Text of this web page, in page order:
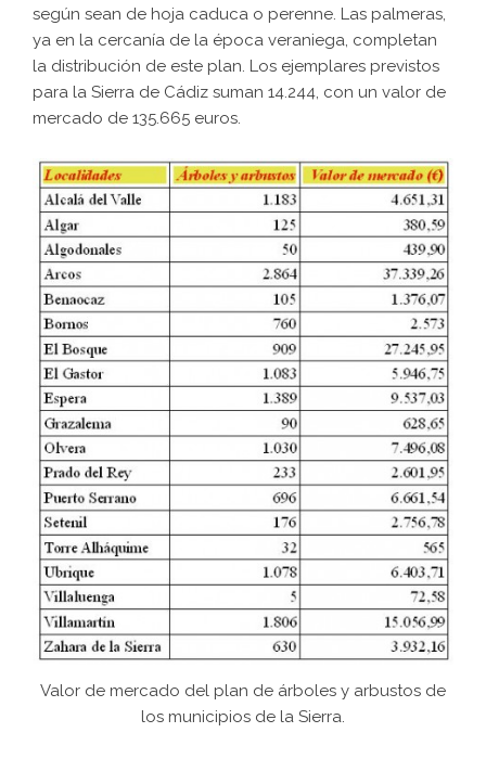
según sean de hoja caduca o perenne. Las palmeras,
ya en la cercanía de la época veraniega, completan
la distribución de este plan. Los ejemplares previstos
para la Sierra de Cádiz suman 14.244, con un valor de
mercado de 135.665 euros.
Valor de mercado del plan de árboles y arbustos de
los municipios de la Sierra.